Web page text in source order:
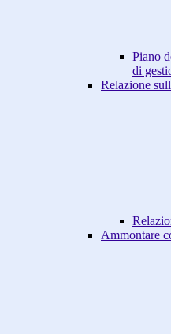
Piano
di
Relazione
Ammontare